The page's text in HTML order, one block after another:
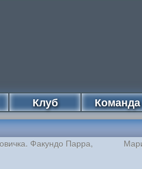
Клуб Команда
Факундо Парра,